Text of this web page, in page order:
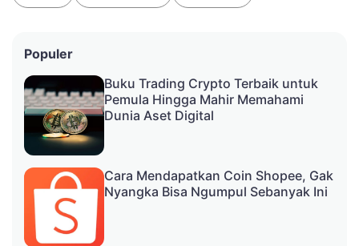
Populer
Buku Trading Crypto Terbaik untuk
Pemula Hingga Mahir Memahami
Dunia Aset Digital
Cara Mendapatkan Coin Shopee, Gak
Nyangka Bisa Ngumpul Sebanyak Ini